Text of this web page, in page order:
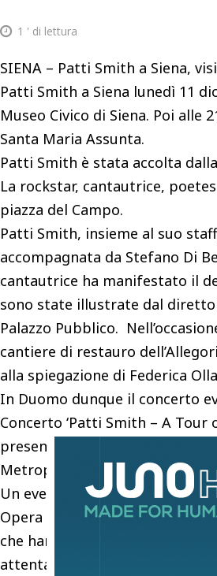
1 ' di lettura
SIENA – Patti Smith a Siena,
Patti Smith a Siena lunedì 11
Museo Civico di Siena. Poi alle
Santa Maria Assunta.
Patti Smith è stata accolta
La rockstar, cantautrice,
piazza del Campo.
Patti Smith, insieme al suo
accompagnata da Stefano Di
cantautrice ha manifestato il
sono state illustrate dal
Palazzo Pubblico.
cantiere di restauro
alla spiegazione di Federica
In Duomo dunque il concerto
Concerto ‘Patti Smith – A
presentato da Arcidiocesi di
Metropolitana di Siena.
Un evento internazionale,
Opera Laboratori per la Città
che hanno reso Patti Smith
attenta alla ricerca di verità